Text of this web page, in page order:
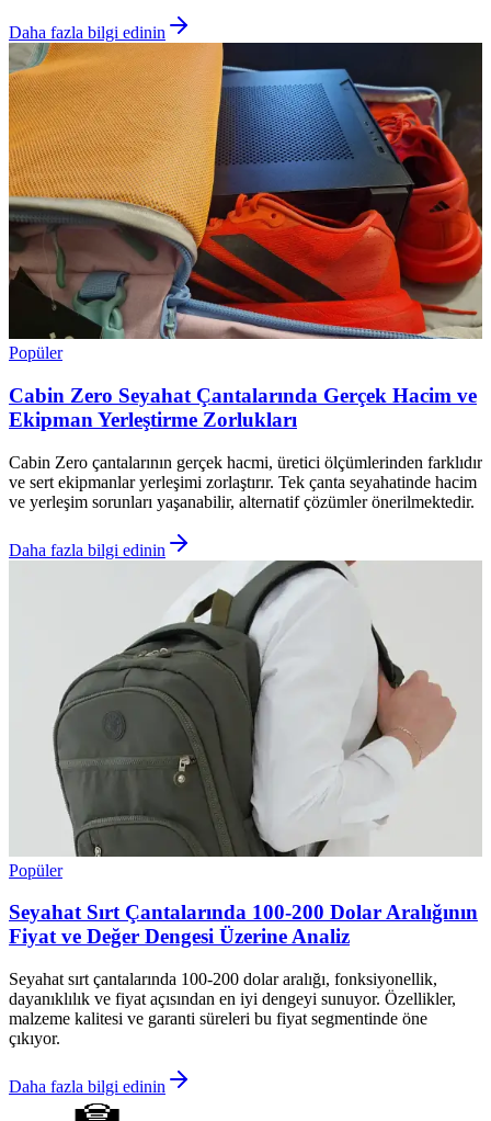
Daha fazla bilgi edinin
Popüler
Cabin Zero Seyahat Çantalarında Gerçek Hacim ve
Ekipman Yerleştirme Zorlukları
Cabin Zero çantalarının gerçek hacmi, üretici ölçümlerinden farklıdır
ve sert ekipmanlar yerleşimi zorlaştırır. Tek çanta seyahatinde hacim
ve yerleşim sorunları yaşanabilir, alternatif çözümler önerilmektedir.
Daha fazla bilgi edinin
Popüler
Seyahat Sırt Çantalarında 100-200 Dolar Aralığının
Fiyat ve Değer Dengesi Üzerine Analiz
Seyahat sırt çantalarında 100-200 dolar aralığı, fonksiyonellik,
dayanıklılık ve fiyat açısından en iyi dengeyi sunuyor. Özellikler,
malzeme kalitesi ve garanti süreleri bu fiyat segmentinde öne
çıkıyor.
Daha fazla bilgi edinin